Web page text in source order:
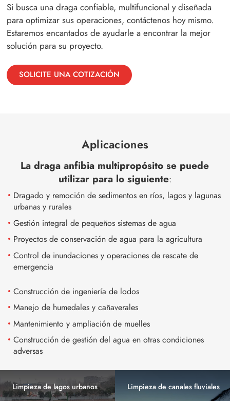
Si busca una draga confiable, multifuncional y diseñada
para optimizar sus operaciones, contáctenos hoy mismo.
Estaremos encantados de ayudarle a encontrar la mejor
solución para su proyecto.
SOLICITE UNA COTIZACIÓN
Aplicaciones
La draga anfibia multipropósito se puede
utilizar para lo siguiente:
Dragado y remoción de sedimentos en ríos, lagos y lagunas
urbanas y rurales
Gestión integral de pequeños sistemas de agua
Proyectos de conservación de agua para la agricultura
Control de inundaciones y operaciones de rescate de
emergencia
Construcción de ingeniería de lodos
Manejo de humedales y cañaverales
Mantenimiento y ampliación de muelles
Construcción de gestión del agua en otras condiciones
adversas
Limpieza de lagos urbanos Limpieza de canales fluviales